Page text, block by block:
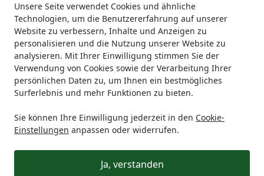
Unsere Seite verwendet Cookies und ähnliche
Technologien, um die Benutzererfahrung auf unserer
Website zu verbessern, Inhalte und Anzeigen zu
personalisieren und die Nutzung unserer Website zu
analysieren. Mit Ihrer Einwilligung stimmen Sie der
Verwendung von Cookies sowie der Verarbeitung Ihrer
persönlichen Daten zu, um Ihnen ein bestmögliches
Surferlebnis und mehr Funktionen zu bieten.
Sie können Ihre Einwilligung jederzeit in den Cookie-
Einstellungen anpassen oder widerrufen.
Ja, verstanden
Startseite
Vorgarten Holz T&J ANTONIO
T&J ANTONIO
Ihre Artikelübersicht
Kategorien
Filter / Sortierung